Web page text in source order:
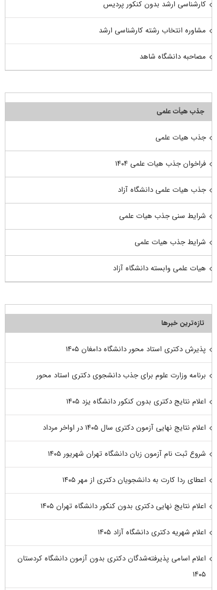
کارشناسی ارشد بدون کنکور پردیس
مشاوره انتخاب رشته کارشناسی ارشد
مصاحبه دانشگاه شاهد
جذب هیأت علمی
جذب هیات علمی
فراخوان جذب هیات علمی ۱۴۰۴
جذب هیات علمی دانشگاه آزاد
شرایط سنی جذب هیات علمی
شرایط جذب هیات علمی
هیات علمی وابسته دانشگاه آزاد
تازه‌ترین خبرها
پذیرش دکتری استاد محور دانشگاه دامغان ۱۴۰۵
برنامه وزارت علوم برای جذب دانشجوی دکتری استاد محور
اعلام نتایج دکتری بدون کنکور دانشگاه یزد ۱۴۰۵
اعلام نتایج نهایی آزمون دکتری سال ۱۴۰۵ در اواخر مرداد
شروع ثبت نام آزمون زبان دانشگاه تهران شهریور ۱۴۰۵
اعطای ردا کارت به دانشجویان دکتری از مهر ۱۴۰۵
اعلام نتایج نهایی دکتری بدون کنکور دانشگاه تهران ۱۴۰۵
اعلام شهریه دکتری دانشگاه آزاد ۱۴۰۵
اعلام اسامی پذیرفته‌شدگان دکتری بدون آزمون دانشگاه کردستان
۱۴۰۵